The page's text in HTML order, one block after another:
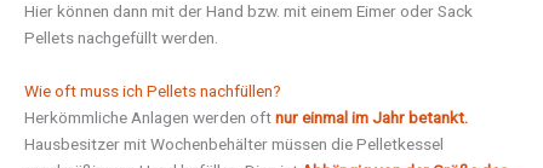
Hier können dann mit der Hand bzw. mit einem Eimer oder Sack
Pellets nachgefüllt werden.
Wie oft muss ich Pellets nachfüllen?
Herkömmliche Anlagen werden oftnur einmal im Jahr betankt.
Hausbesitzer mit Wochenbehälter müssen die Pelletkessel